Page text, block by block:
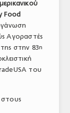
Food
Αγοραστές
στην 83η
του
στους